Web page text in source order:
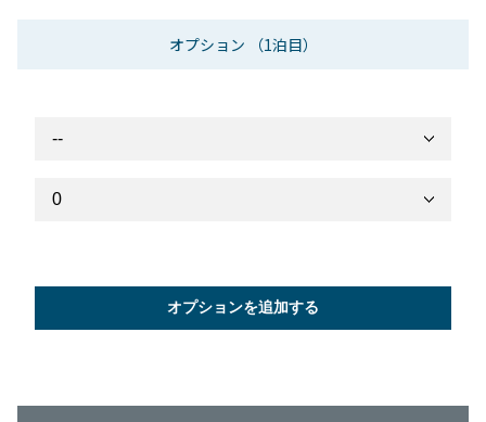
オプション （1泊目）
オプションを追加する